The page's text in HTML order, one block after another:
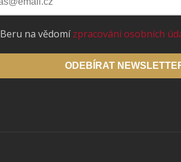
Beru na vědomízpracování osobních
ODEBÍRAT